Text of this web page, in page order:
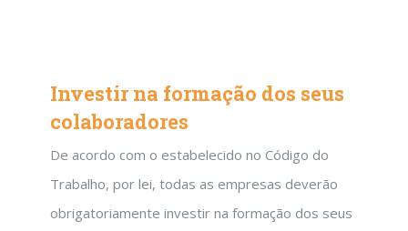
Investir na formação dos seus
colaboradores
De acordo com o estabelecido no Código do
Trabalho, por lei, todas as empresas deverão
obrigatoriamente investir na formação dos seus